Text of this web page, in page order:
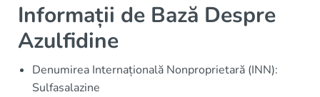
Informații de Bază Despre
Azulfidine
Denumirea Internațională Nonproprietară (INN):
Sulfasalazine